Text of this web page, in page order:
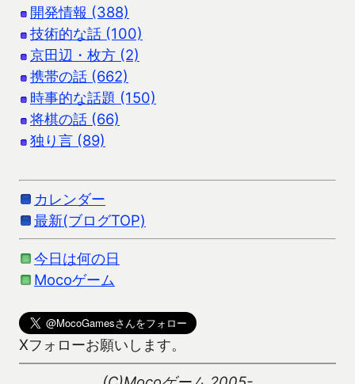
開発情報 (388)
技術的な話 (100)
京田辺・枚方 (2)
携帯の話 (662)
時事的な話題 (150)
将棋の話 (66)
独り言 (89)
カレンダー
最新(ブログTOP)
今日は何の日
Mocoゲーム
Xフォローお願いします。